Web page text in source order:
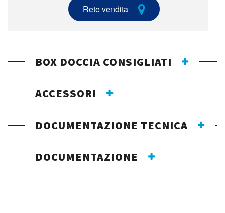
Rete vendita
BOX DOCCIA CONSIGLIATI
ACCESSORI
DOCUMENTAZIONE TECNICA
DOCUMENTAZIONE